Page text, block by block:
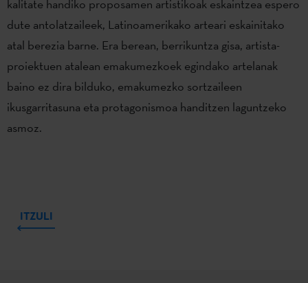
kalitate handiko proposamen artistikoak eskaintzea espero
dute antolatzaileek, Latinoamerikako arteari eskainitako
atal berezia barne. Era berean, berrikuntza gisa, artista-
proiektuen atalean emakumezkoek egindako artelanak
baino ez dira bilduko, emakumezko sortzaileen
ikusgarritasuna eta protagonismoa handitzen laguntzeko
asmoz.
ITZULI